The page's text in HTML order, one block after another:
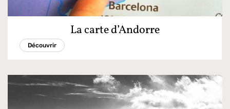
La carte d’Andorre
Découvrir